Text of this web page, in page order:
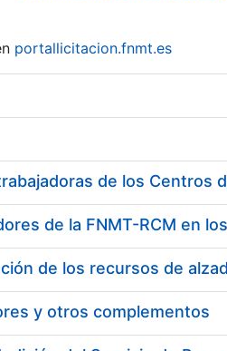
portallicitacion.fnmt.es
y otros complementos